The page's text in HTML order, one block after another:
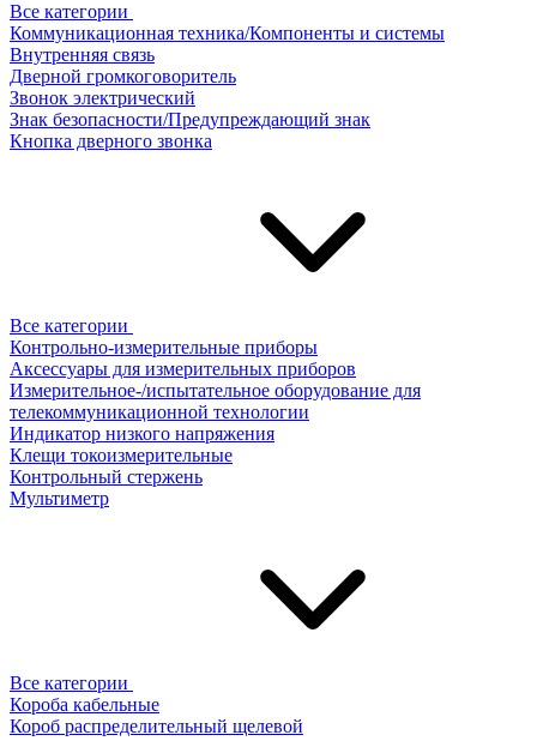
Все категории
Коммуникационная техника/Компоненты и системы
Внутренняя связь
Дверной громкоговоритель
Звонок электрический
Знак безопасности/Предупреждающий знак
Кнопка дверного звонка
Все категории
Контрольно-измерительные приборы
Аксессуары для измерительных приборов
Измерительное-/испытательное оборудование для
телекоммуникационной технологии
Индикатор низкого напряжения
Клещи токоизмерительные
Контрольный стержень
Мультиметр
Все категории
Короба кабельные
Короб распределительный щелевой